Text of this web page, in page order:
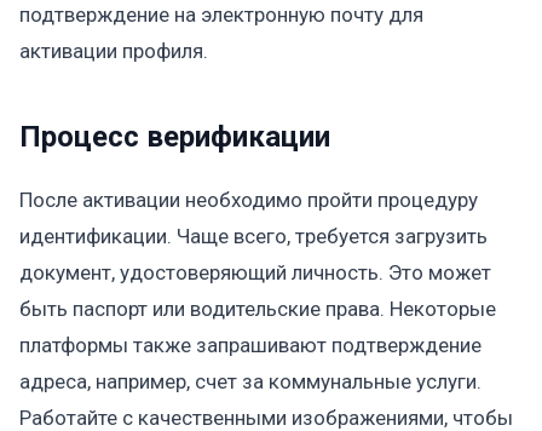
подтверждение на электронную почту для
активации профиля.
Процесс верификации
После активации необходимо пройти процедуру
идентификации. Чаще всего, требуется загрузить
документ, удостоверяющий личность. Это может
быть паспорт или водительские права. Некоторые
платформы также запрашивают подтверждение
адреса, например, счет за коммунальные услуги.
Работайте с качественными изображениями, чтобы